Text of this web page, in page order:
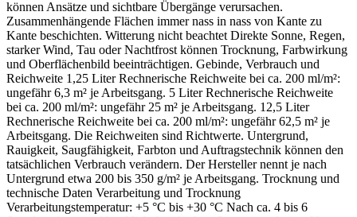
können Ansätze und sichtbare Übergänge verursachen.
Zusammenhängende Flächen immer nass in nass von Kante zu
Kante beschichten. Witterung nicht beachtet Direkte Sonne, Regen,
starker Wind, Tau oder Nachtfrost können Trocknung, Farbwirkung
und Oberflächenbild beeinträchtigen. Gebinde, Verbrauch und
Reichweite 1,25 Liter Rechnerische Reichweite bei ca. 200 ml/m²:
ungefähr 6,3 m² je Arbeitsgang. 5 Liter Rechnerische Reichweite
bei ca. 200 ml/m²: ungefähr 25 m² je Arbeitsgang. 12,5 Liter
Rechnerische Reichweite bei ca. 200 ml/m²: ungefähr 62,5 m² je
Arbeitsgang. Die Reichweiten sind Richtwerte. Untergrund,
Rauigkeit, Saugfähigkeit, Farbton und Auftragstechnik können den
tatsächlichen Verbrauch verändern. Der Hersteller nennt je nach
Untergrund etwa 200 bis 350 g/m² je Arbeitsgang. Trocknung und
technische Daten Verarbeitung und Trocknung
Verarbeitungstemperatur: +5 °C bis +30 °C Nach ca. 4 bis 6